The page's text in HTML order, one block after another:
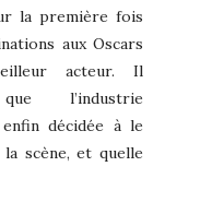
la première fois
aux Oscars
acteur. Il
l’industrie
décidée à le
scène, et quelle